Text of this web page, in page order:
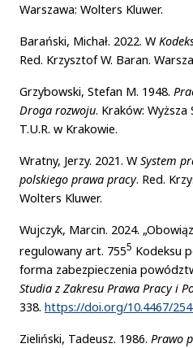
Warszawa: Wolters Kluwer.
Barański, Michał. 2022. W
Red. Krzysztof W. Baran.
Grzybowski, Stefan M. 1948.
Droga rozwoju. Kraków: Wyższa
T.U.R. w Krakowie.
Wratny, Jerzy. 2021. W System
polskiego prawa pracy. Red.
Wolters Kluwer.
Wujczyk, Marcin. 2024.
regulowany art. 7555 Kodeksu
forma zabezpieczenia
Studia z Zakresu Prawa Pracy i
338. https://doi.org/10.4467/
Zieliński, Tadeusz. 1986. Prawo